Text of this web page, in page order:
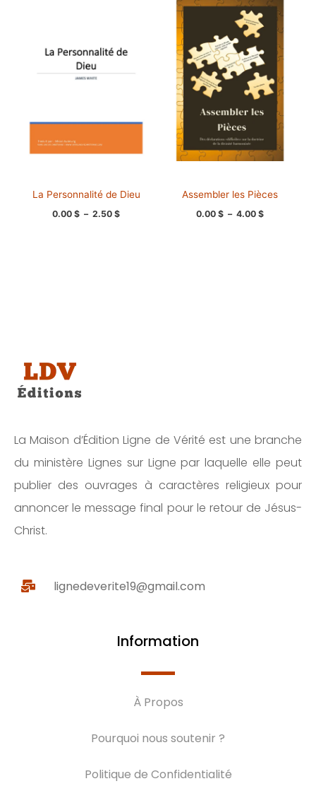
La Personnalité de Dieu
0.00 $ – 2.50 $
à
2.50 $
Assembler les Pièces
0.00 $ – 4.00 $
prix :
0.00 $
4.00 $
La Maison d’Édition Ligne de Vérité est une branche
du ministère Lignes sur Ligne par laquelle elle peut
publier des ouvrages à caractères religieux pour
annoncer le message final pour le retour de Jésus-
Christ.
lignedeverite19@gmail.com
Information
À Propos
Pourquoi nous soutenir ?
Politique de Confidentialité